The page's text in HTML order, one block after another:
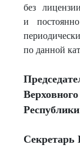
без
и
по данной
Секретарь